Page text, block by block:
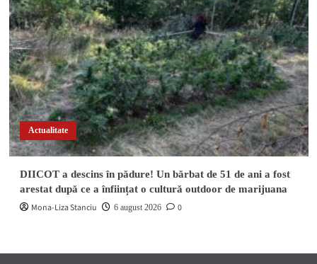
Actualitate
DIICOT a descins în pădure! Un bărbat de 51 de ani a fost
arestat după ce a înființat o cultură outdoor de marijuana
Mona-Liza Stanciu 6 august 2026 0